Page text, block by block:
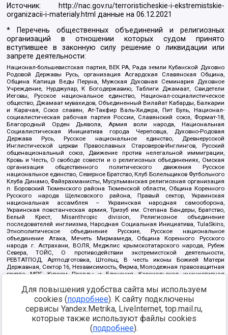
Источник:
http://nac.gov.ru/terroristicheskie-i-ekstremistskie-
organizacii-i-materialy.html данные на06.12.2021
* Перечень общественных объединений и религиозных
организаций в отношении которых судом принято
вступившее в законную силу решение о ликвидации или
запрете деятельности:
Национал-большевистская партия, ВЕК РА, Рада земли Кубанской Духовно
Родовой Державы Русь, организация Асгардская Славянская Община,
Община Капища Веды Перуна, Мужская Духовная Семинария Духовное
Учреждение, Нурджулар, К Богодержавию, Таблиги Джамаат, Свидетели
Иеговы, Русское национальное единство, Национал-социалистическое
общество, Джамаат мувахидов, Объединенный Вилайат Кабарды, Балкарии
и Карачая, Союз славян, Ат-Такфир Валь-Хиджра, Пит Буль, Национал-
социалистическая рабочая партия России, Славянский союз, Формат-18,
Благородный Орден Дьявола, Армия воли народа, Национальная
Социалистическая Инициатива города Череповца, Духовно-Родовая
Держава Русь, Русское национальное единство, Древнерусской
Инглистической церкви Православных Староверов-Инглингов, Русский
общенациональный союз, Движение против нелегальной иммиграции,
Кровь и Честь, О свободе совести и о религиозных объединениях, Омская
организация общественного политического движения Русское
национальное единство, Северное Братство, Клуб Болельщиков Футбольного
Клуба Динамо, Файзрахманисты, Мусульманская религиозная организация
п. Боровский Тюменского района Тюменской области, Община Коренного
Русского народа Щелковского района, Правый сектор, Украинская
национальная ассамблея – Украинская народная самооборона,
Украинская повстанческая армия, Тризуб им. Степана Бандеры, Братство,
Белый Крест, Misanthropic division, Религиозное объединение
последователей инглиизма, Народная Социальная Инициатива, TulaSkins,
Этнополитическое объединение Русские, Русское национальное
объединение Атака, Мечеть Мирмамеда, Община Коренного Русского
народа г. Астрахани, ВОЛЯ, Меджлис крымскотатарского народа, Рубеж
Севера, ТОЙС, О противодействии экстремистской деятельности,
РЕВТАТПОД, Артподготовка, Штольц, В честь иконы Божией Матери
Державная, Сектор 16, Независимость, Фирма, Молодежная правозащитная
группа МПГ, Курсом Правды и Единения, Каракольская инициативная
Благотворительный пансионат Ак Умут, Русская республика Русь,
Арестантское уголовное единство, Башкорт, Нация и свобода, W.H.С., Фалунь
Дафа, Иртыш Ultras, Русский Патриотический клуб-Новокузнецк/РПК,
Сибирский державный союз, Фонд борьбы с коррупцией, Фонд защиты прав
граждан, Штабы Навального, Совет граждан СССР Прикубанского округа г.
Краснодара
Для повышения удобства сайта мы используем
cookies (подробнее). К сайту подключены
сервисы Yandex.Metrika, LiveInternet, top.mail.ru,
которые также используют файлы cookies
(подробнее).